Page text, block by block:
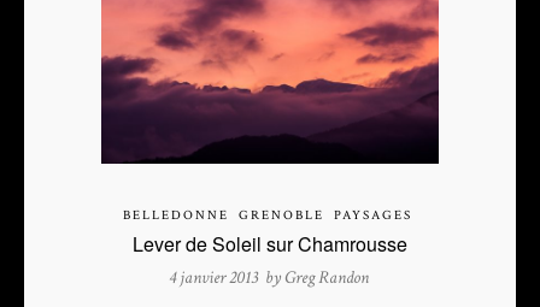
BELLEDONNE GRENOBLE PAYSAGES
Lever de Soleil sur Chamrousse
4 janvier 2013 by Greg Randon